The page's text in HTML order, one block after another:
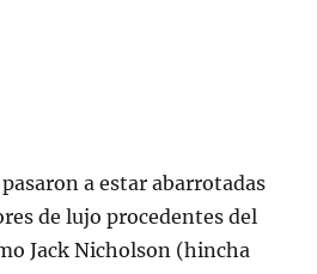
a estar abarrotadas
de lujo procedentes del
Jack Nicholson (hincha